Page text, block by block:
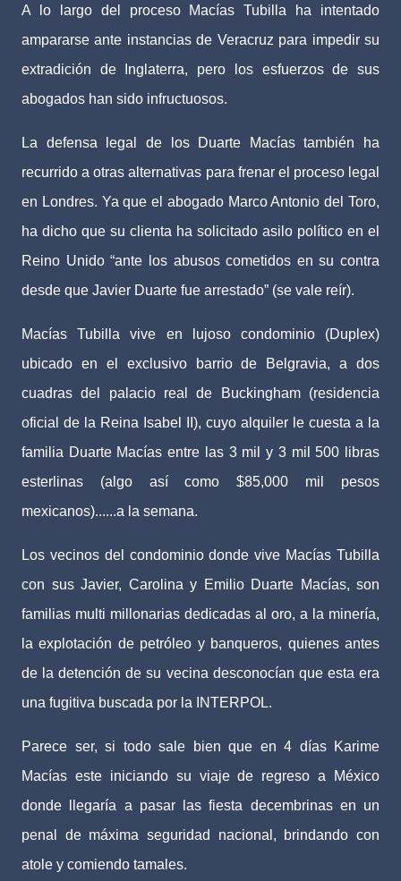
A lo largo del proceso Macías Tubilla ha intentado
ampararse ante instancias de Veracruz para impedir su
extradición de Inglaterra, pero los esfuerzos de sus
abogados han sido infructuosos.
La defensa legal de los Duarte Macías también ha
recurrido a otras alternativas para frenar el proceso legal
en Londres. Ya que el abogado Marco Antonio del Toro,
ha dicho que su clienta ha solicitado asilo político en el
Reino Unido “ante los abusos cometidos en su contra
desde que Javier Duarte fue arrestado” (se vale reír).
Macías Tubilla vive en lujoso condominio (Duplex)
ubicado en el exclusivo barrio de Belgravia, a dos
cuadras del palacio real de Buckingham (residencia
oficial de la Reina Isabel II), cuyo alquiler le cuesta a la
familia Duarte Macías entre las 3 mil y 3 mil 500 libras
esterlinas (algo así como $85,000 mil pesos
mexicanos)......a la semana.
Los vecinos del condominio donde vive Macías Tubilla
con sus Javier, Carolina y Emilio Duarte Macías, son
familias multi millonarias dedicadas al oro, a la minería,
la explotación de petróleo y banqueros, quienes antes
de la detención de su vecina desconocían que esta era
una fugitiva buscada por la INTERPOL.
Parece ser, si todo sale bien que en 4 días Karime
Macías este iniciando su viaje de regreso a México
donde llegaría a pasar las fiesta decembrinas en un
penal de máxima seguridad nacional, brindando con
atole y comiendo tamales.